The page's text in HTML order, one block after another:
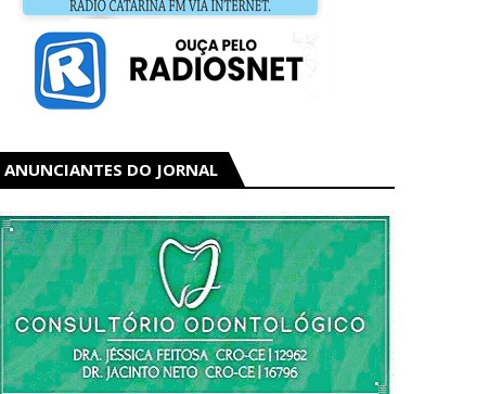
ANUNCIANTES DO JORNAL